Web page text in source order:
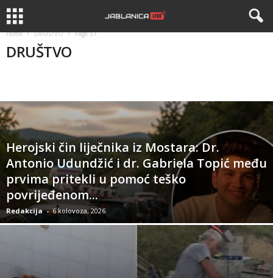
Home DRUŠTVO Page 51
DRUŠTVO
Herojski čin liječnika iz Mostara: Dr.
Antonio Udundžić i dr. Gabriela Topić među
prvima pritekli u pomoć teško
povrijeđenom...
Redakcija - 6 kolovoza, 2026